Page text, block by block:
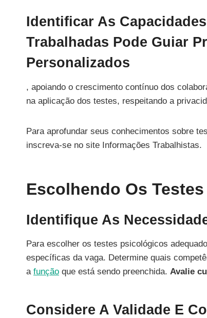
Identificar As
Trabalhadas Pode Guiar
Personalizados
, apoiando o crescimento contínuo dos
na aplicação dos testes, respeitando a
Para aprofundar seus conhecimentos sobre
inscreva-se no site Informações Trabalhistas.
Escolhendo Os
Identifique As
Para escolher os testes psicológicos
específicas da vaga. Determine quais
a função que está sendo preenchida. Avalie
Considere A Validade E